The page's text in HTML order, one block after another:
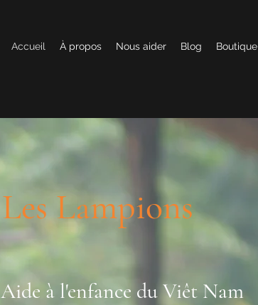
Accueil À propos Nous aider Blog Boutique
Les Lampions
Aide à l'enfance du Viêt Nam